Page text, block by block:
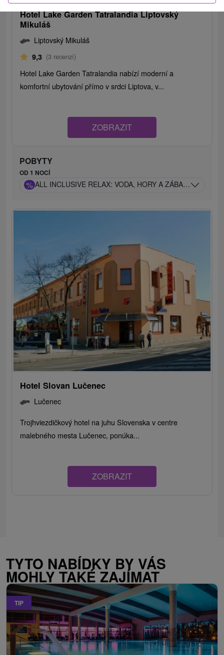
Hotel Lake Garden Tatralandia Liptovský
Mikuláš
Liptovský Mikuláš
9,3 (3 recenzí)
Hotel Lake Garden Tatralandia nabízí moderní a
komfortní ubytování přímo v srdci Liptova, v...
ZOBRAZIT
POBYTY
OD 1 NOCÍ
% ALL INCLUSIVE RELAX: VODA, HORY A ZÁBAVA V
Hotel Slovan Lučenec
Lučenec
Trojhviezdičkový hotel na juhu Slovenska v centre
malebného mesta Lučenec, ponúka...
ZOBRAZIT
TYTO NABÍDKY BY VÁS
MOHLY TAKÉ ZAJÍMAT
TIP